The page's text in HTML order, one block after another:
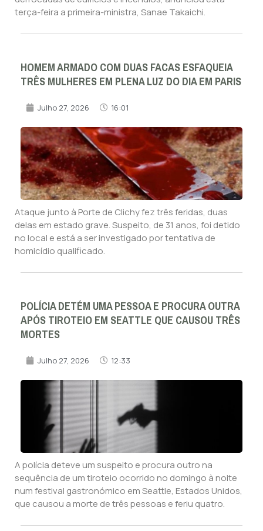
terça-feira a primeira-ministra, Sanae Takaichi.
HOMEM ARMADO COM DUAS FACAS ESFAQUEIA
TRÊS MULHERES EM PLENA LUZ DO DIA EM PARIS
Julho 27, 2026 16:01
Ataque junto à Porte de Clichy fez três feridas, duas
delas em estado grave. Suspeito, de 31 anos, foi detido
no local e está a ser investigado por tentativa de
homicídio qualificado.
POLÍCIA DETÉM UMA PESSOA E PROCURA OUTRA
APÓS TIROTEIO EM SEATTLE QUE CAUSOU TRÊS
MORTES
Julho 27, 2026 12:33
A polícia deteve um suspeito e procura outro na
sequência de um tiroteio ocorrido no domingo à noite
num festival gastronómico em Seattle, Estados Unidos,
que causou a morte de três pessoas e feriu quatro.